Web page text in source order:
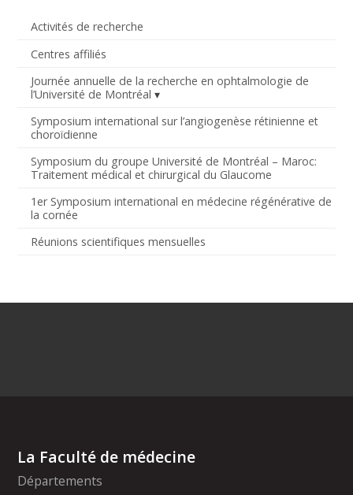
Activités de recherche
Centres affiliés
Journée annuelle de la recherche en ophtalmologie de
l’Université de Montréal
Symposium international sur l’angiogenèse rétinienne et
choroïdienne
Symposium du groupe Université de Montréal – Maroc:
Traitement médical et chirurgical du Glaucome
1er Symposium international en médecine régénérative de
la cornée
Réunions scientifiques mensuelles
La Faculté de médecine
Départements